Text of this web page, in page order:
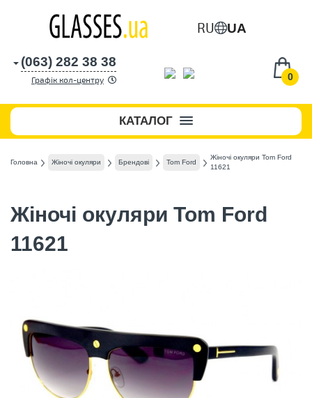
RU UA
0
(063) 282 38 38
Графік кол-центру
КАТАЛОГ
Головна Жіночі окуляри Брендові Tom Ford
Жіночі окуляри Tom Ford
11621
Жіночі окуляри Tom Ford
11621